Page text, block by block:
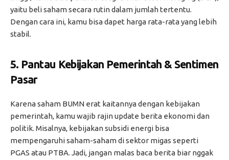
yaitu beli saham secara rutin dalam jumlah tertentu.
Dengan cara ini, kamu bisa dapet harga rata-rata yang lebih
stabil.
5. Pantau Kebijakan Pemerintah & Sentimen
Pasar
Karena saham BUMN erat kaitannya dengan kebijakan
pemerintah, kamu wajib rajin update berita ekonomi dan
politik. Misalnya, kebijakan subsidi energi bisa
mempengaruhi saham-saham di sektor migas seperti
PGAS atau PTBA. Jadi, jangan malas baca berita biar nggak